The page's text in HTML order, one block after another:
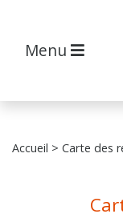
Menu
Accueil > Carte des